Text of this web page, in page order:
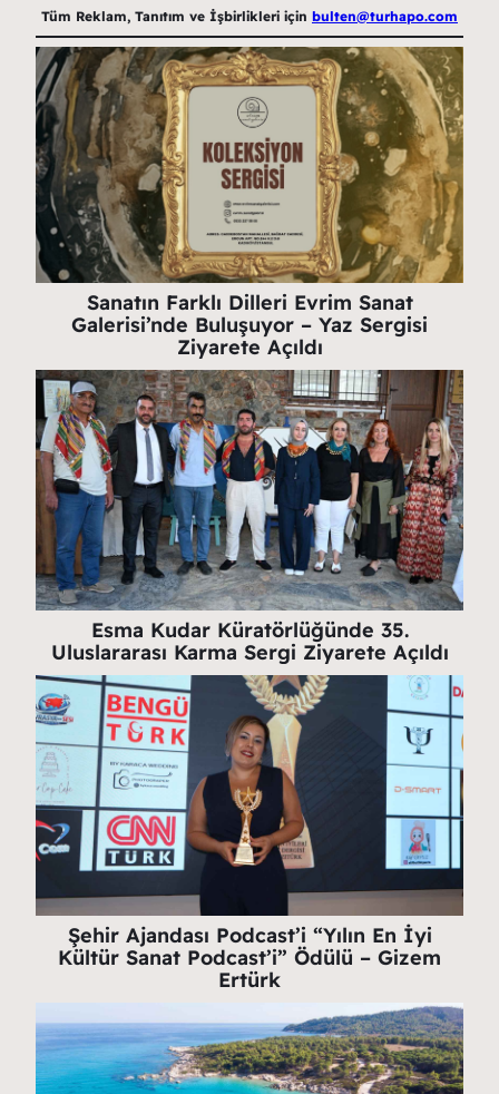
Tüm Reklam, Tanıtım ve İşbirlikleri için bulten@turhapo.com
Sanatın Farklı Dilleri Evrim Sanat
Galerisi’nde Buluşuyor – Yaz Sergisi
Ziyarete Açıldı
Esma Kudar Küratörlüğünde 35.
Uluslararası Karma Sergi Ziyarete Açıldı
Şehir Ajandası Podcast’i “Yılın En İyi
Kültür Sanat Podcast’i” Ödülü – Gizem
Ertürk